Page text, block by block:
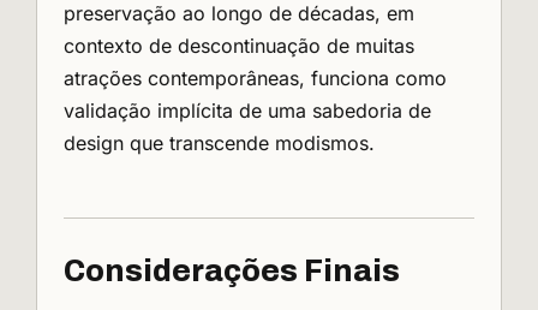
preservação ao longo de décadas, em
contexto de descontinuação de muitas
atrações contemporâneas, funciona como
validação implícita de uma sabedoria de
design que transcende modismos.
Considerações Finais